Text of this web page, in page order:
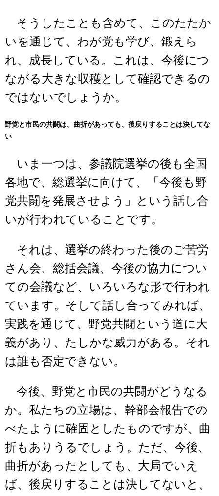
そうしたことも含めて、このたたか
いを通じて、わが党も学び、鍛えら
れ、成長している。これは、今後につ
ながる大きな収穫として確認できるの
ではないでしょうか。
野党と市民の共闘は、曲折があっても、後戻りすることは決してな
い
いま一つは、参議院選挙の後も全国
各地で、総選挙に向けて、「今後も野
党共闘を発展させよう」という話し合
いが行われていることです。
それは、選挙の終わった後のご苦労
さん会、総括会議、今後の協力につい
ての会議など、いろいろな形で行われ
ています。そして話し合ってみれば、
実践を通じて、野党共闘という道に大
義があり、たしかな威力がある。それ
は誰も否定できない。
今後、野党と市民の共闘がどうなる
か。私たちの立場は、幹部会報告での
べたように確固としたものですが、曲
折もありうるでしょう。ただ、今後、
曲折があったとしても、大局でいえ
ば、後戻りすることは決してないと、